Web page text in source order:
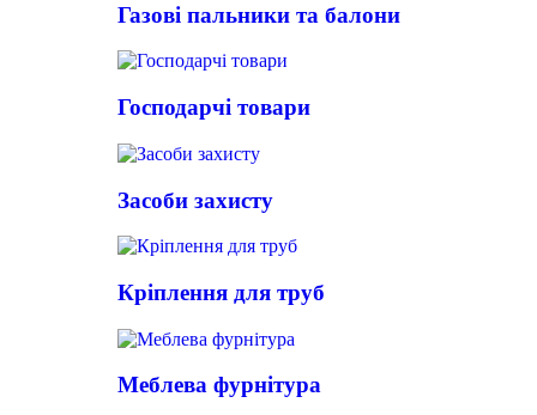
Газові пальники та балони
Господарчі товари
Засоби захисту
Кріплення для труб
Меблева фурнітура